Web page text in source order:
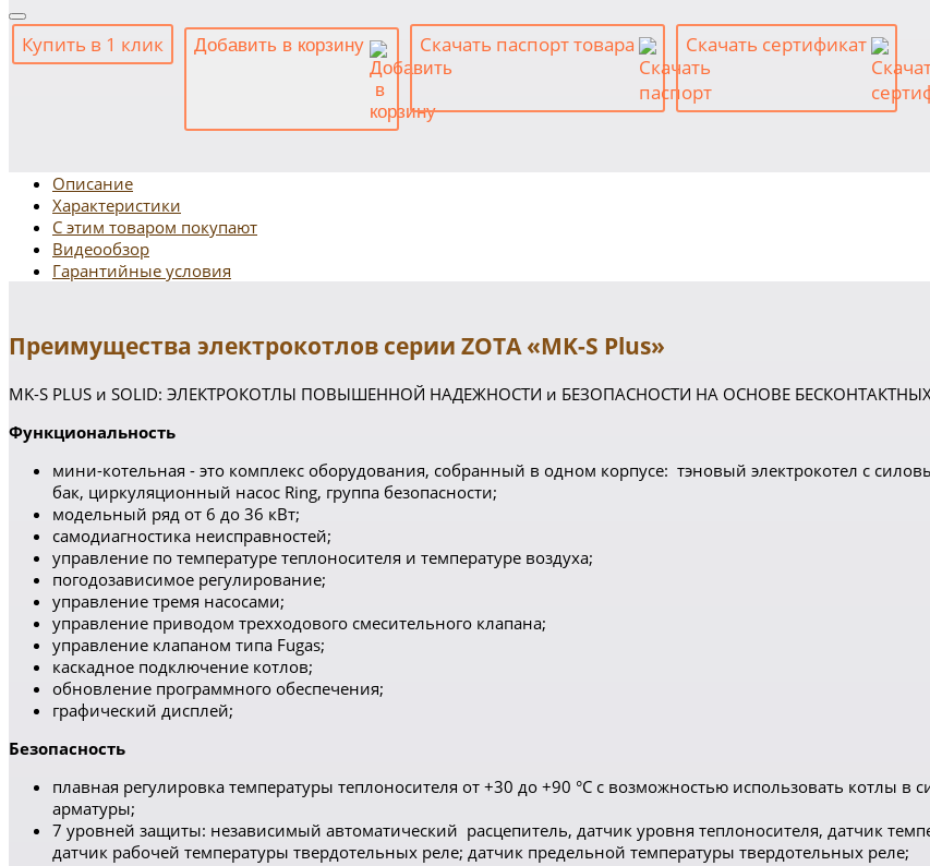
Купить в 1 клик Добавить в корзину Скачать паспорт товара Скачать сертификат
Описание
Характеристики
С этим товаром покупают
Видеообзор
Гарантийные условия
Преимущества электрокотлов серии ZOTA «MK-S Plus»
MK-S PLUS и SOLID: ЭЛЕКТРОКОТЛЫ ПОВЫШЕННОЙ НАДЕЖНОСТИ и БЕЗОПАСНОСТИ НА ОСНОВЕ
Функциональность
мини-котельная - это комплекс оборудования, собранный в одном корпусе: тэновый электрокотел с
бак, циркуляционный насос Ring, группа безопасности;
модельный ряд от 6 до 36 кВт;
самодиагностика неисправностей;
управление по температуре теплоносителя и температуре воздуха;
погодозависимое регулирование;
управление тремя насосами;
управление приводом трехходового смесительного клапана;
управление клапаном типa Fugas;
каскадное подключение котлов;
обновление программного обеспечения;
графический дисплей;
Безопасность
плавная регулировка температуры теплоносителя от +30 до +90 °С с возможностью использовать котлы
арматуры;
7 уровней защиты: независимый автоматический расцепитель, датчик уровня теплоносителя, датчик
датчик рабочей температуры твердотельных реле; датчик предельной температуры твердотельных реле;